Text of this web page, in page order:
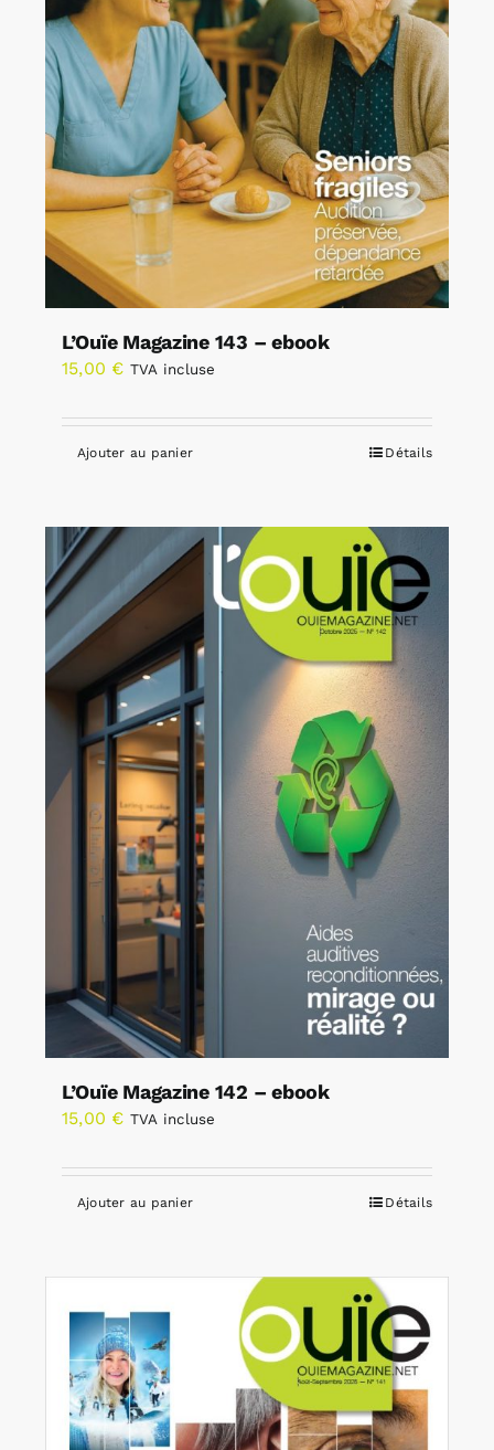
L’Ouïe Magazine 143 – ebook
15,00 € TVA incluse
Ajouter au panier Détails
L’Ouïe Magazine 142 – ebook
15,00 € TVA incluse
Ajouter au panier Détails